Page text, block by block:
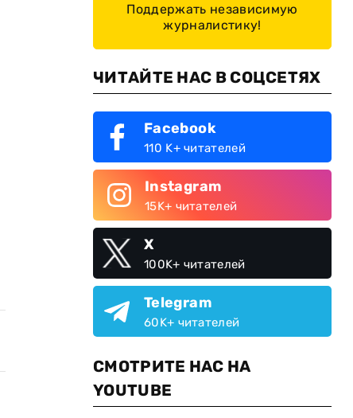
Поддержать независимую
журналистику!
ЧИТАЙТЕ НАС В СОЦСЕТЯХ
Facebook
110 K+ читателей
Instagram
15K+ читателей
X
100K+ читателей
Telegram
60K+ читателей
СМОТРИТЕ НАС НА
YOUTUBE